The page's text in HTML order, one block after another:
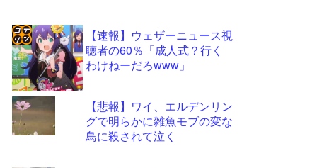
【速報】ウェザーニュース視
聴者の60％「成人式？行く
わけねーだろwww」
【悲報】ワイ、エルデンリン
グで明らかに雑魚モブの変な
鳥に殺されて泣く
コテ
リン
- 固
定リ
ンク